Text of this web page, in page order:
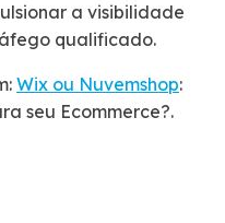
a visibilidade
qualificado.
Wix ou Nuvemshop:
seu Ecommerce?.